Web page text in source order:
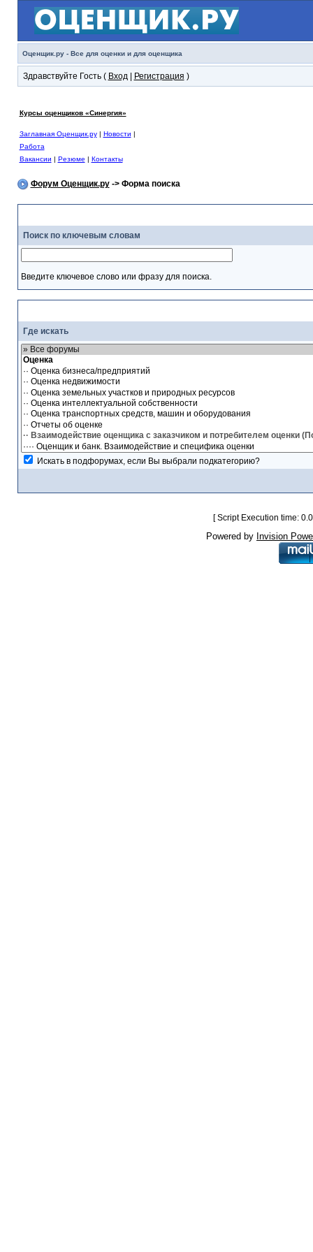
Оценщик.ру - Все для оценки и для оценщика
Здравствуйте Гость ( Вход| Регистрация )
Курсы оценщиков «Синергия»
Заглавная Оценщик.ру| Новости |
Работа
Вакансии | Резюме | Контакты
Форум Оценщик.ру-> Форма поиска
Поиск по ключевым словам
Введите ключевое слово или фразу для поиска.
Где искать
Искать в подфорумах, если Вы выбрали подкатегорию?
[ Script Execution time:
Powered by Invision